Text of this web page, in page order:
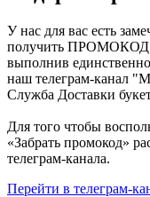
У нас для вас есть
получить ПРОМОКОД и
выполнив
наш телеграм-канал
Служба Доставки
Для того чтобы
«Забрать промокод»
телеграм-канала.
Перейти в телеграм-